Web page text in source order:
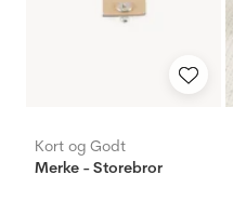
Kort og Godt
Merke - Storebror